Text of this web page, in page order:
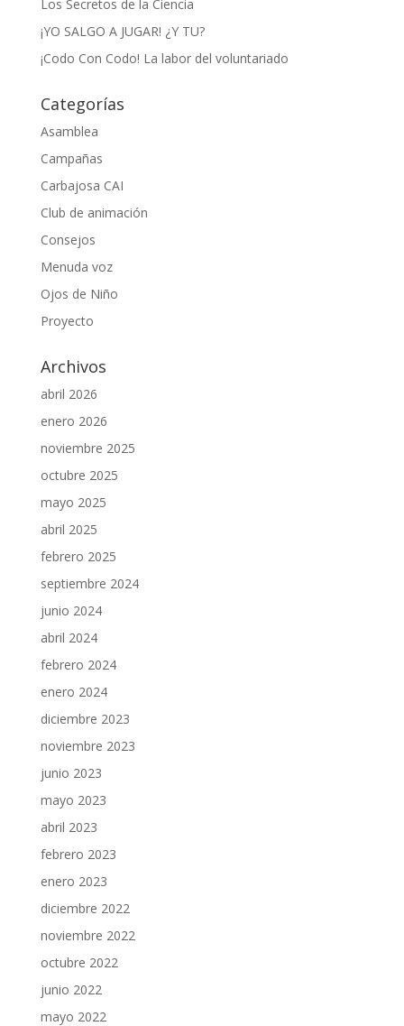
Los Secretos de la Ciencia
¡YO SALGO A JUGAR! ¿Y TU?
¡Codo Con Codo! La labor del voluntariado
Categorías
Asamblea
Campañas
Carbajosa CAI
Club de animación
Consejos
Menuda voz
Ojos de Niño
Proyecto
Archivos
abril 2026
enero 2026
noviembre 2025
octubre 2025
mayo 2025
abril 2025
febrero 2025
septiembre 2024
junio 2024
abril 2024
febrero 2024
enero 2024
diciembre 2023
noviembre 2023
junio 2023
mayo 2023
abril 2023
febrero 2023
enero 2023
diciembre 2022
noviembre 2022
octubre 2022
junio 2022
mayo 2022